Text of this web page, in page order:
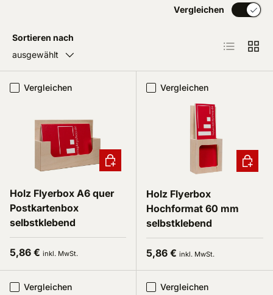
Sortieren nach
ausgewählt
Vergleichen
Vergleichen
Holz Flyerbox A6 quer
Postkartenbox
selbstklebend
Normaler Preis
5,86 € inkl. MwSt.
In den Warenkorb
Vergleichen
Holz Flyerbox
Hochformat 60 mm
selbstklebend
Normaler Preis
5,86 € inkl. MwSt.
In den
Vergleichen Vergleichen